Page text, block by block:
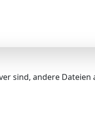
sind, andere